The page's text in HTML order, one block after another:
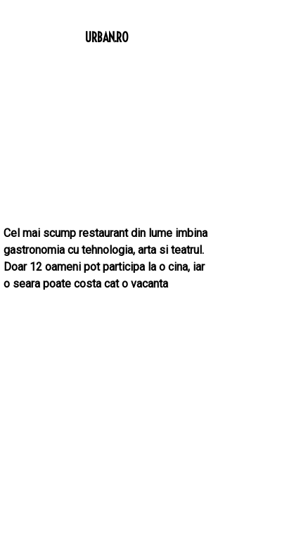
URBAN.RO
Cel mai scump restaurant din lume imbina
gastronomia cu tehnologia, arta si teatrul.
Doar 12 oameni pot participa la o cina, iar
o seara poate costa cat o vacanta